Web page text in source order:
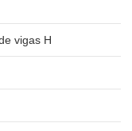
vigas H